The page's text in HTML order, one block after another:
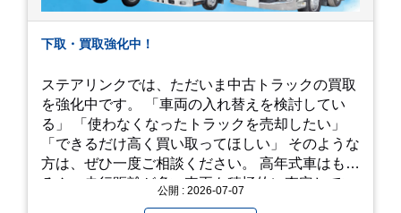
下取・買取強化中！
ステアリンクでは、ただいま中古トラックの買取
を強化中です。 「車両の入れ替えを検討してい
る」 「使わなくなったトラックを売却したい」
「できるだけ高く買い取ってほしい」 そのような
方は、ぜひ一度ご相談ください。 高年式車はもち
ろん、走行距離が多い車両も積極的に査定してい
公開 : 2026-07-07